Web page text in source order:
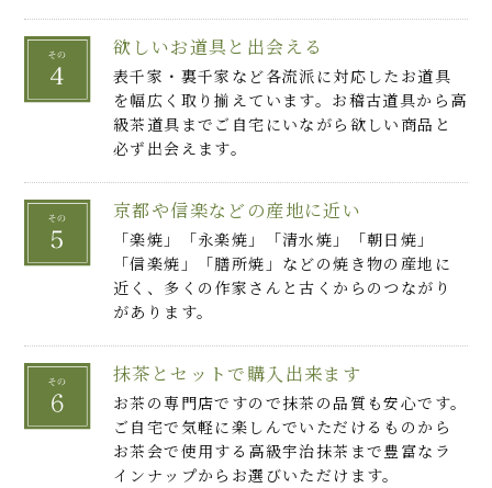
欲しいお道具と出会える
表千家・裏千家など各流派に対応したお道具
を幅広く取り揃えています。お稽古道具から高
級茶道具までご自宅にいながら欲しい商品と
必ず出会えます。
京都や信楽などの産地に近い
「楽焼」「永楽焼」「清水焼」「朝日焼」
「信楽焼」「膳所焼」などの焼き物の産地に
近く、多くの作家さんと古くからのつながり
があります。
抹茶とセットで購入出来ます
お茶の専門店ですので抹茶の品質も安心です。
ご自宅で気軽に楽しんでいただけるものから
お茶会で使用する高級宇治抹茶まで豊富なラ
インナップからお選びいただけます。